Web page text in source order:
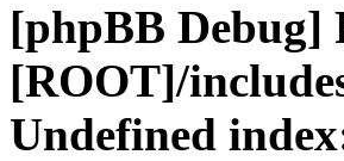
[phpBB Debug]
[ROOT]/
Undefined